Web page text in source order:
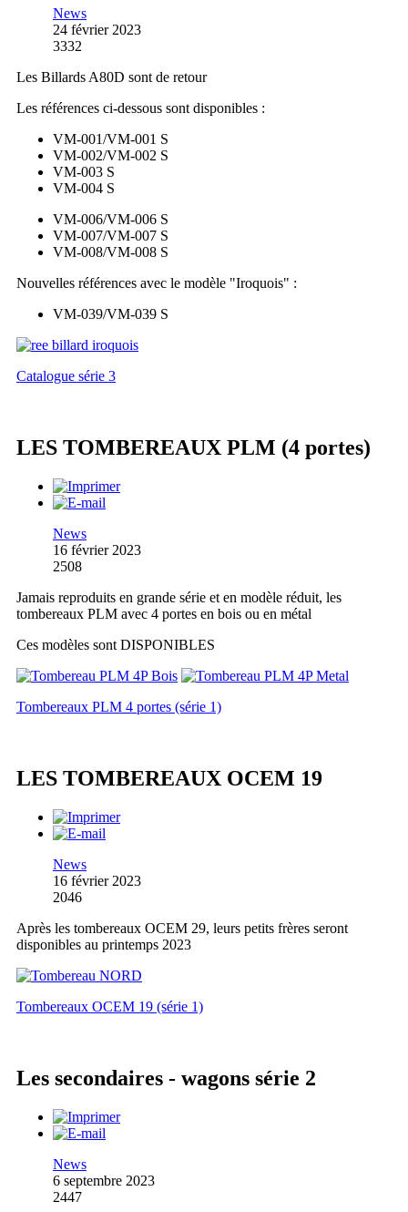
News
24 février 2023
3332
Les Billards A80D sont de retour
Les références ci-dessous sont disponibles :
VM-001/VM-001 S
VM-002/VM-002 S
VM-003 S
VM-004 S
VM-006/VM-006 S
VM-007/VM-007 S
VM-008/VM-008 S
Nouvelles références avec le modèle "Iroquois" :
VM-039/VM-039 S
Catalogue série 3
LES TOMBEREAUX PLM (4 portes)
News
16 février 2023
2508
Jamais reproduits en grande série et en modèle réduit, les
tombereaux PLM avec 4 portes en bois ou en métal
Ces modèles sont DISPONIBLES
Tombereaux PLM 4 portes (série 1)
LES TOMBEREAUX OCEM 19
News
16 février 2023
2046
Après les tombereaux OCEM 29, leurs petits frères seront
disponibles au printemps 2023
Tombereaux OCEM 19 (série 1)
Les secondaires - wagons série 2
News
6 septembre 2023
2447